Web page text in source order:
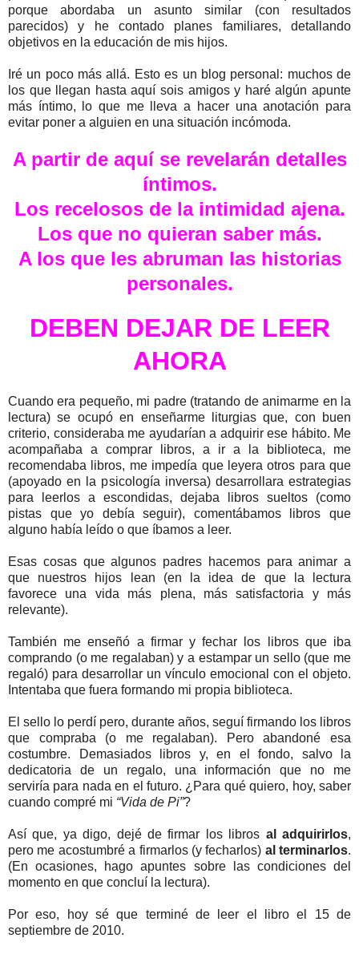
porque abordaba un asunto similar (con resultados
parecidos) y he contado planes familiares, detallando
objetivos en la educación de mis hijos.
Iré un poco más allá. Esto es un blog personal: muchos de
los que llegan hasta aquí sois amigos y haré algún apunte
más íntimo, lo que me lleva a hacer una anotación para
evitar poner a alguien en una situación incómoda.
A partir de aquí se revelarán detalles
íntimos.
Los recelosos de la intimidad ajena.
Los que no quieran saber más.
A los que les abruman las historias
personales.
DEBEN DEJAR DE LEER
AHORA
Cuando era pequeño, mi padre (tratando de animarme en la
lectura) se ocupó en enseñarme liturgias que, con buen
criterio, consideraba me ayudarían a adquirir ese hábito. Me
acompañaba a comprar libros, a ir a la biblioteca, me
recomendaba libros, me impedía que leyera otros para que
(apoyado en la psicología inversa) desarrollara estrategias
para leerlos a escondidas, dejaba libros sueltos (como
pistas que yo debía seguir), comentábamos libros que
alguno había leído o que íbamos a leer.
Esas cosas que algunos padres hacemos para animar a
que nuestros hijos lean (en la idea de que la lectura
favorece una vida más plena, más satisfactoria y más
relevante).
También me enseñó a firmar y fechar los libros que iba
comprando (o me regalaban) y a estampar un sello (que me
regaló) para desarrollar un vínculo emocional con el objeto.
Intentaba que fuera formando mi propia biblioteca.
El sello lo perdí pero, durante años, seguí firmando los libros
que compraba (o me regalaban). Pero abandoné esa
costumbre. Demasiados libros y, en el fondo, salvo la
dedicatoria de un regalo, una información que no me
serviría para nada en el futuro. ¿Para qué quiero, hoy, saber
cuando compré mi “Vida de Pi”?
Así que, ya digo, dejé de firmar los libros al adquirirlos,
pero me acostumbré a firmarlos (y fecharlos) al terminarlos.
(En ocasiones, hago apuntes sobre las condiciones del
momento en que concluí la lectura).
Por eso, hoy sé que terminé de leer el libro el 15 de
septiembre de 2010.